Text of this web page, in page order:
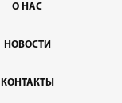
О НАС
НОВОСТИ
КОНТАКТЫ